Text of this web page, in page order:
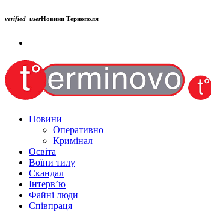
verified_userНовини Тернополя
Новини
Оперативно
Кримінал
Освіта
Воїни тилу
Скандал
Інтерв’ю
Файні люди
Співпраця